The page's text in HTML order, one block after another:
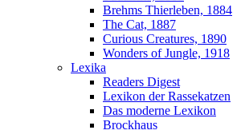
Brehms Thierleben, 1884
The Cat, 1887
Curious Creatures, 1890
Wonders of Jungle, 1918
Lexika
Readers Digest
Lexikon der Rassekatzen
Das moderne Lexikon
Brockhaus